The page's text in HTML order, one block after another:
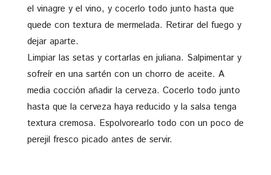
el vinagre y el vino, y cocerlo todo junto hasta que
quede con textura de mermelada. Retirar del fuego y
dejar aparte.
Limpiar las setas y cortarlas en juliana. Salpimentar y
sofreír en una sartén con un chorro de aceite. A
media cocción añadir la cerveza. Cocerlo todo junto
hasta que la cerveza haya reducido y la salsa tenga
textura cremosa. Espolvorearlo todo con un poco de
perejil fresco picado antes de servir.